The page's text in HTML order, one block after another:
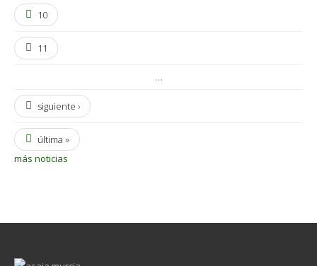
10
11
…
siguiente ›
última »
más noticias